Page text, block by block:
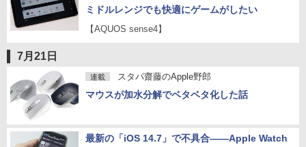
ミドルレンジでも快適にゲームがしたい
【AQUOS sense4】
7月21日
連載 スタパ齋藤のApple野郎
マウスが加水分解でベタベタ化した話
最新の「iOS 14.7」で不具合――Apple Watch